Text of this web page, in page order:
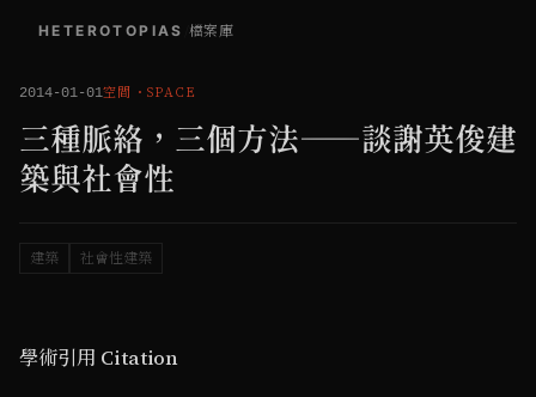
HETEROTOPIAS 檔案庫
2014-01-01空間 ・ SPACE
三種脈絡，三個方法——談謝英俊建
築與社會性
建築 社會性建築
學術引用 Citation